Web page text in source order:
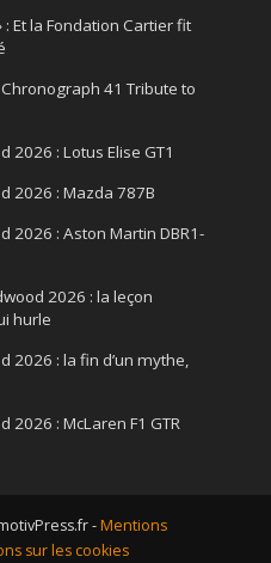
Et la Fondation Cartier fit
41 Tribute to
2026 : Lotus Elise GT1
2026 : Mazda 787B
2026 : Aston Martin DBR1-
2026 : la leçon
hurle
2026 : la fin d’un mythe,
2026 : McLaren F1 GTR
-Mentions
sur les cookies